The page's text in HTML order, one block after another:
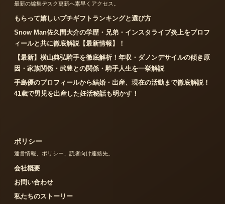
最新の編集デスク更新へ素早くアクセス。
もらって嬉しいプチギフトランキングと選び方
Snow Man佐久間大介の学歴・兄弟・インスタライブ炎上をプロフ
ィールと共に徹底解説【最新情報】！
【最新】横山典弘騎手を徹底解析！年収・ダノンデサイルの傾き原
因・家族関係・武豊との関係・騎手人生を一挙解説
手島優のプロフィールから結婚・出産、現在の活動まで徹底解説！
41歳で男児を出産した妊活秘話も明かす！
ポリシー
運営情報、ポリシー、読者向け連絡先。
会社概要
お問い合わせ
私たちのストーリー